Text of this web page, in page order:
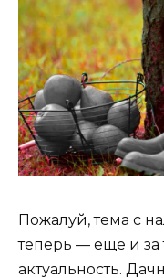
Пожалуй, тема с
теперь — еще и за
актуальность.